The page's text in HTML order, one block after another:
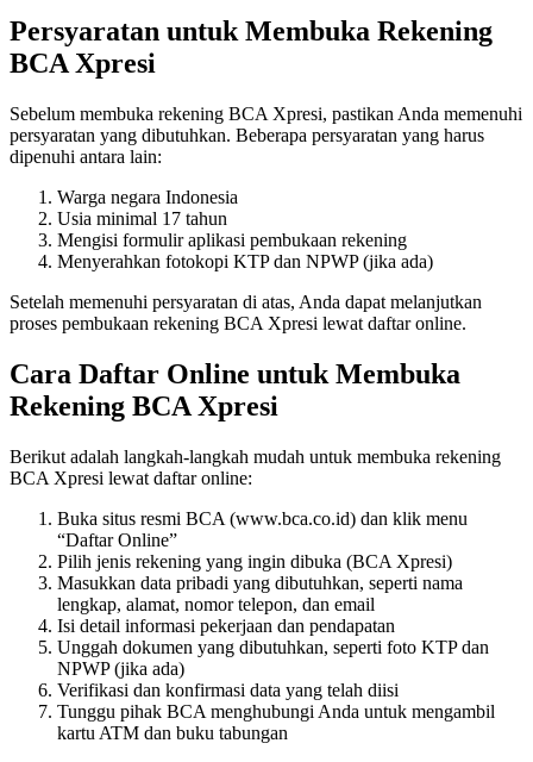
Persyaratan untuk Membuka Rekening
BCA Xpresi
Sebelum membuka rekening BCA Xpresi, pastikan Anda memenuhi
persyaratan yang dibutuhkan. Beberapa persyaratan yang harus
dipenuhi antara lain:
Warga negara Indonesia
Usia minimal 17 tahun
Mengisi formulir aplikasi pembukaan rekening
Menyerahkan fotokopi KTP dan NPWP (jika ada)
Setelah memenuhi persyaratan di atas, Anda dapat melanjutkan
proses pembukaan rekening BCA Xpresi lewat daftar online.
Cara Daftar Online untuk Membuka
Rekening BCA Xpresi
Berikut adalah langkah-langkah mudah untuk membuka rekening
BCA Xpresi lewat daftar online:
Buka situs resmi BCA (www.bca.co.id) dan klik menu
“Daftar Online”
Pilih jenis rekening yang ingin dibuka (BCA Xpresi)
Masukkan data pribadi yang dibutuhkan, seperti nama
lengkap, alamat, nomor telepon, dan email
Isi detail informasi pekerjaan dan pendapatan
Unggah dokumen yang dibutuhkan, seperti foto KTP dan
NPWP (jika ada)
Verifikasi dan konfirmasi data yang telah diisi
Tunggu pihak BCA menghubungi Anda untuk mengambil
kartu ATM dan buku tabungan